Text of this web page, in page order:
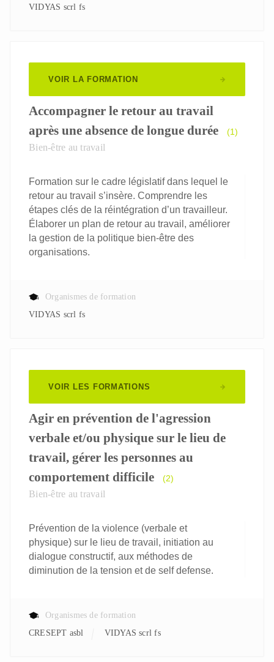
VIDYAS scrl fs
VOIR LA FORMATION
Accompagner le retour au travail
après une absence de longue durée
(1)
Bien-être au travail
Formation sur le cadre législatif dans lequel le
retour au travail s’insère. Comprendre les
étapes clés de la réintégration d’un travailleur.
Élaborer un plan de retour au travail, améliorer
la gestion de la politique bien-être des
organisations.
Organismes de formation
VIDYAS scrl fs
VOIR LES FORMATIONS
Agir en prévention de l'agression
verbale et/ou physique sur le lieu de
travail, gérer les personnes au
comportement difficile
(2)
Bien-être au travail
Prévention de la violence (verbale et
physique) sur le lieu de travail, initiation au
dialogue constructif, aux méthodes de
diminution de la tension et de self defense.
Organismes de formation
CRESEPT asbl
VIDYAS scrl fs